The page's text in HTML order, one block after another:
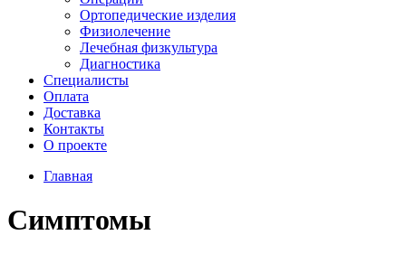
Ортопедические изделия
Физиолечение
Лечебная физкультура
Диагностика
Cпециалисты
Оплата
Доставка
Контакты
О проекте
Главная
Симптомы